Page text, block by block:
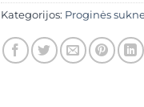
Kategorijos: Proginės